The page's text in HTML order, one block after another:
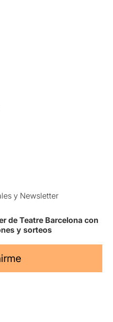
y Newsletter
de Teatre Barcelona con
y sorteos